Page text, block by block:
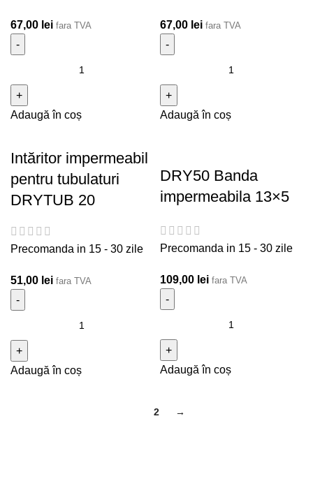
67,00 lei fara TVA
Cantitate Intăritor impermeabil pentru tubulaturi DRYTUB
Adaugă în coș
67,00 lei fara TVA
Cantitate Intăritor
tubulaturi DRYTUB 40
Adaugă în coș
Intăritor impermeabil
pentru tubulaturi
DRYTUB 20
Precomanda in 15 - 30 zile
51,00 lei fara TVA
Cantitate Intăritor impermeabil pentru tubulaturi DRYTUB
Adaugă în coș
DRY50 Banda
impermeabila 13×5
Precomanda in 15 - 30 zile
109,00 lei fara TVA
Cantitate DRY50 Banda
Adaugă în coș
2 →